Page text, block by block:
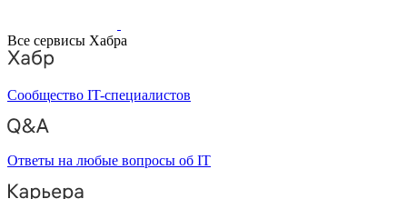
Все сервисы Хабра
Сообщество IT-специалистов
Ответы на любые вопросы об IT